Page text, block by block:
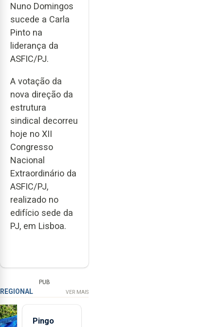
Nuno Domingos
sucede a Carla
Pinto na
liderança da
ASFIC/PJ.
A votação da
nova direção da
estrutura
sindical decorreu
hoje no XII
Congresso
Nacional
Extraordinário da
ASFIC/PJ,
realizado no
edifício sede da
PJ, em Lisboa.
PUB
REGIONAL VER MAIS
Pingo